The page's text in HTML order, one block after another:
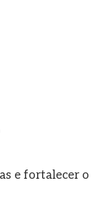
e fortalecer o